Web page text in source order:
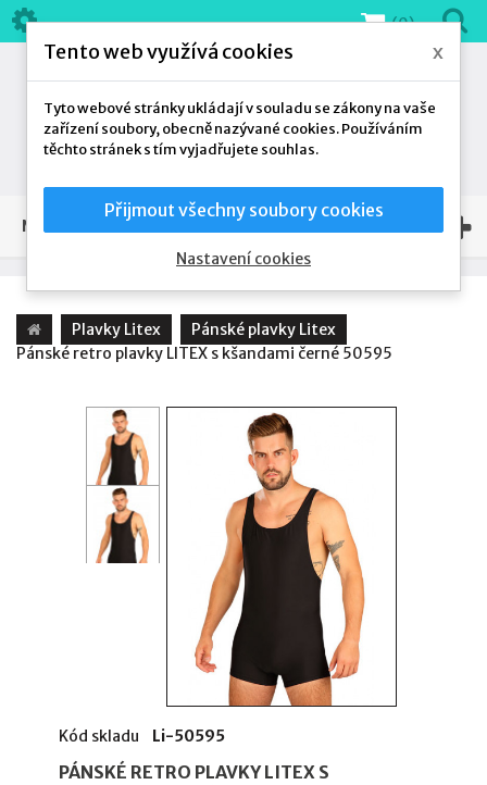
(0)
NAŠE NABÍDKA
Plavky Litex
Pánské plavky Litex
Pánské retro plavky LITEX s kšandami černé 50595
Kód skladu Li-50595
PÁNSKÉ RETRO PLAVKY LITEX S
Tento web využívá cookies x
Tyto webové stránky ukládají v souladu se zákony na vaše
zařízení soubory, obecně nazývané cookies. Používáním
těchto stránek s tím vyjadřujete souhlas.
Přijmout všechny soubory cookies
Nastavení cookies